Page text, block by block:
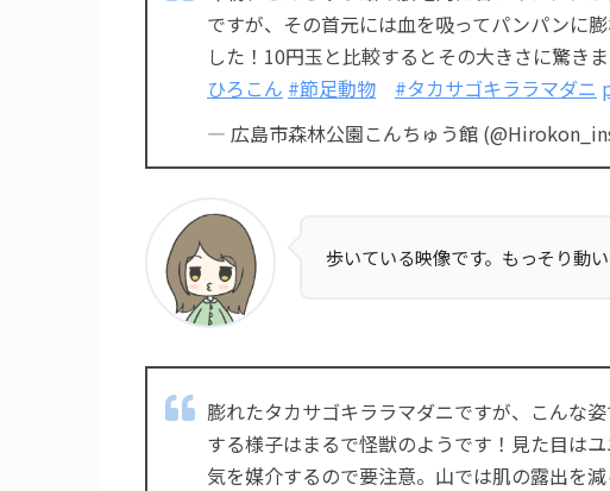
ですが、その首元には血を吸ってパンパンに
した！10円玉と比較するとその大きさに驚き
ひろこん #節足動物 #タカサゴキララマダニ
— 広島市森林公園こんちゅう館
歩いている映像です。もっそり動
膨れたタカサゴキララマダニですが、こんな
する様子はまるで怪獣のようです！見た目は
気を媒介するので要注意。山では肌の露出を